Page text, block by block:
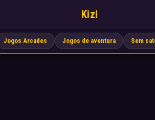
Kizi
Jogos Arcades Jogos de aventura Sem